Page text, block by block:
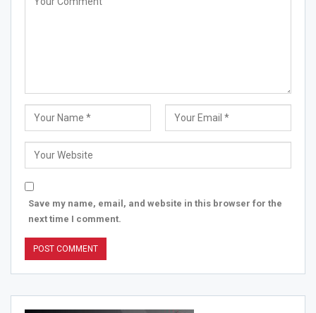
Save my name, email, and website in this browser for the
next time I comment.